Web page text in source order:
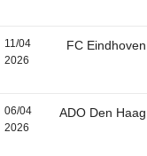
11/04
2026
FC Eindhoven
06/04
2026
ADO Den Haag